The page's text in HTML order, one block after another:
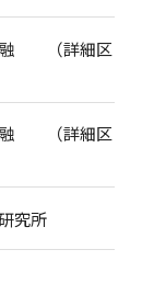
融 （詳細区
融 （詳細区
究所